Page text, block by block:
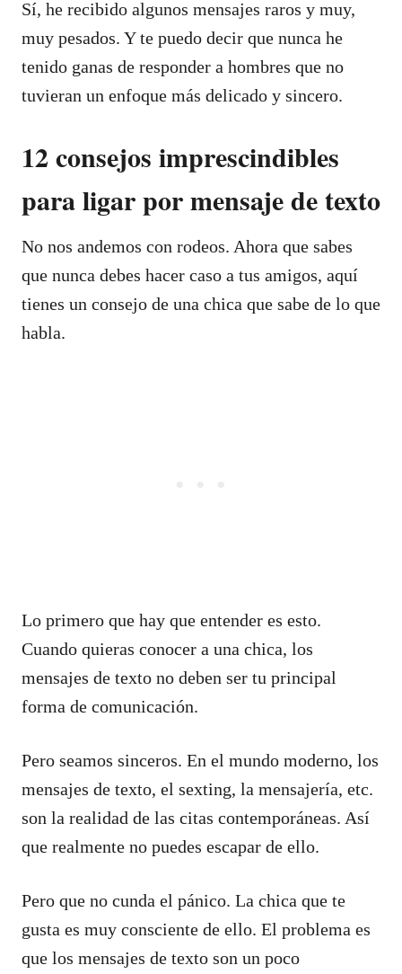
Sí, he recibido algunos mensajes raros y muy,
muy pesados. Y te puedo decir que nunca he
tenido ganas de responder a hombres que no
tuvieran un enfoque más delicado y sincero.
12 consejos imprescindibles
para ligar por mensaje de texto
No nos andemos con rodeos. Ahora que sabes
que nunca debes hacer caso a tus amigos, aquí
tienes un consejo de una chica que sabe de lo que
habla.
Lo primero que hay que entender es esto.
Cuando quieras conocer a una chica, los
mensajes de texto no deben ser tu principal
forma de comunicación.
Pero seamos sinceros. En el mundo moderno, los
mensajes de texto, el sexting, la mensajería, etc.
son la realidad de las citas contemporáneas. Así
que realmente no puedes escapar de ello.
Pero que no cunda el pánico. La chica que te
gusta es muy consciente de ello. El problema es
que los mensajes de texto son un poco